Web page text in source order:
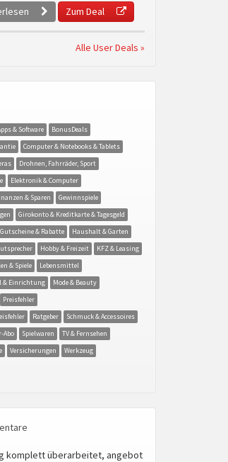
Zum Deal
Alle User Deals »
& Software
BonusDeals
Computer & Notebooks & Tablets
Drohnen, Fahrräder, Sport
Elektronik & Computer
& Sparen
Gewinnspiele
Girokonto & Kreditkarte & Tagesgeld
Gutscheine & Rabatte
Haushalt & Garten
Hobby & Freizeit
KFZ & Leasing
& Spiele
Lebensmittel
& Einrichtung
Mode & Beauty
Preisfehler
Ratgeber
Schmuck & Accessoires
Abo Spielwaren
TV & Fernsehen
Versicherungen
Werkzeug
komplett überarbeitet, angebot